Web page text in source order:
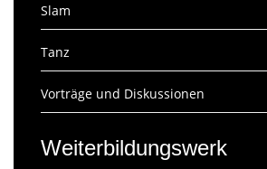
Slam
Tanz
Vorträge und Diskussionen
Weiterbildungswerk